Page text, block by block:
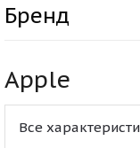
Бренд
Apple
Все